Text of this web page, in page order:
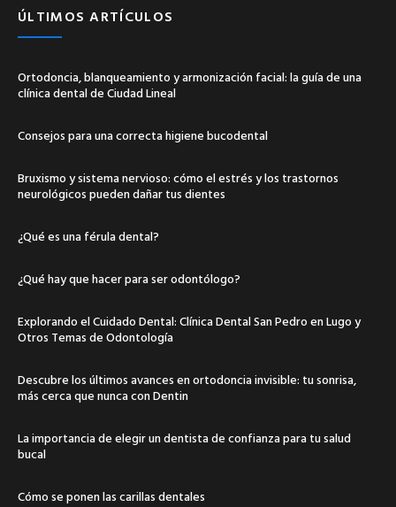
ÚLTIMOS ARTÍCULOS
Ortodoncia, blanqueamiento y armonización facial: la guía de una
clínica dental de Ciudad Lineal
Consejos para una correcta higiene bucodental
Bruxismo y sistema nervioso: cómo el estrés y los trastornos
neurológicos pueden dañar tus dientes
¿Qué es una férula dental?
¿Qué hay que hacer para ser odontólogo?
Explorando el Cuidado Dental: Clínica Dental San Pedro en Lugo y
Otros Temas de Odontología
Descubre los últimos avances en ortodoncia invisible: tu sonrisa,
más cerca que nunca con Dentin
La importancia de elegir un dentista de confianza para tu salud
bucal
Cómo se ponen las carillas dentales